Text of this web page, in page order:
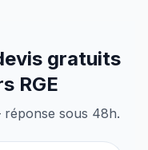
gratuits
RGE
sous 48h.